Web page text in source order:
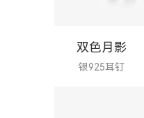
双色月影
银925耳钉